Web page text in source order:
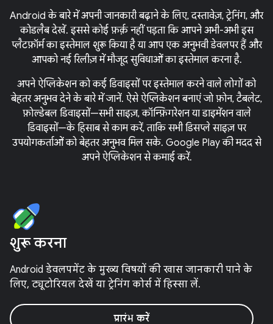
Android के बारे में अपनी जानकारी बढ़ाने के लिए, दस्तावेज़, ट्रेनिंग, और
कोडलैब देखें. इससे कोई फ़र्क़ नहीं पड़ता कि आपने अभी-अभी इस
प्लैटफ़ॉर्म का इस्तेमाल शुरू किया है या आप एक अनुभवी डेवलपर हैं और
आपको नई रिलीज़ में मौजूद सुविधाओं का इस्तेमाल करना है.
अपने ऐप्लिकेशन को कई डिवाइसों पर इस्तेमाल करने वाले लोगों को
बेहतर अनुभव देने के बारे में जानें. ऐसे ऐप्लिकेशन बनाएं जो फ़ोन, टैबलेट,
फ़ोल्डेबल डिवाइसों—सभी साइज़, कॉन्फ़िगरेशन या डाइमेंशन वाले
डिवाइसों—के हिसाब से काम करें, ताकि सभी डिसप्ले साइज़ पर
उपयोगकर्ताओं को बेहतर अनुभव मिल सके. Google Play की मदद से
अपने ऐप्लिकेशन से कमाई करें.
शुरू करना
Android डेवलपमेंट के मुख्य विषयों की खास जानकारी पाने के
लिए, ट्यूटोरियल देखें या ट्रेनिंग कोर्स में हिस्सा लें.
प्रारंभ करें